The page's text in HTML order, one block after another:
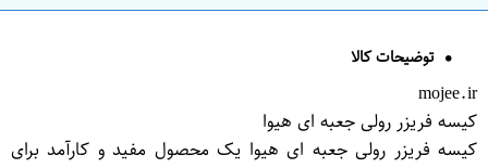
توضیحات کالا
mojee.ir
کیسه فریزر رولی جعبه ای هیوا
کیسه فریزر رولی جعبه ای هیوا یک محصول مفید و کارآمد برای